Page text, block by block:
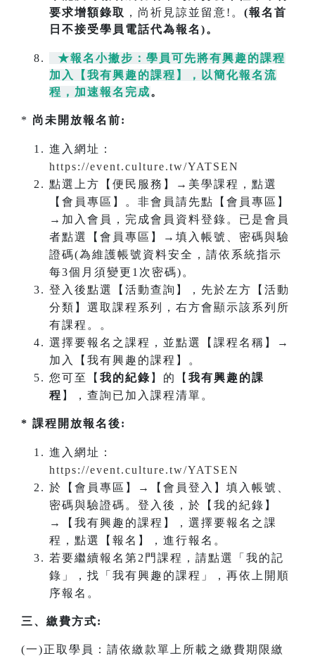
要求增額錄取 ，尚祈見諒並留意!。 (報名首
日不接受學員電話代為報名)。
★報名小撇步：學員可先將有興趣的課程
加入【我有興趣的課程】，以簡化報名流
程，加速報名完成。
* 尚未開放報名前:
進入網址：
https://event.culture.tw/YATSEN
點選上方【便民服務】→美學課程，點選
【會員專區】。非會員請先點【會員專區】
→加入會員，完成會員資料登錄。已是會員
者點選【會員專區】→填入帳號、密碼與驗
證碼(為維護帳號資料安全，請依系統指示
每3個月須變更1次密碼)。
登入後點選【活動查詢】，先於左方【活動
分類】選取課程系列，右方會顯示該系列所
有課程。。
選擇要報名之課程，並點選【課程名稱】→
加入【我有興趣的課程】。
您可至【 我的紀錄 】的【 我有興趣的課
程 】，查詢已加入課程清單。
* 課程開放報名後:
進入網址：
https://event.culture.tw/YATSEN
於【會員專區】→【會員登入】填入帳號、
密碼與驗證碼。登入後，於【我的紀錄】
→【我有興趣的課程】，選擇要報名之課
程，點選【報名】，進行報名。
若要繼續報名第2門課程，請點選「我的記
錄」，找「我有興趣的課程」，再依上開順
序報名。
三、繳費方式:
(一)正取學員：請依繳款單上所載之繳費期限繳